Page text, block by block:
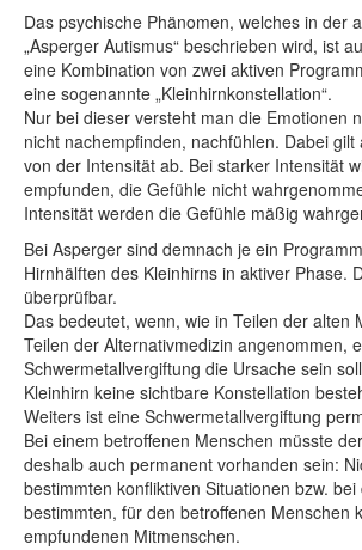
Das psychische Phänomen, welches in der
„Asperger Autismus“ beschrieben wird, ist
eine Kombination von zwei aktiven
eine sogenannte „Kleinhirnkonstellation“.
Nur bei dieser versteht man die Emotionen
nicht nachempfinden, nachfühlen. Dabei
von der Intensität ab. Bei starker Intensität
empfunden, die Gefühle nicht
Intensität werden die Gefühle mäßig
Bei Asperger sind demnach je ein
Hirnhälften des Kleinhirns in aktiver Phase.
überprüfbar.
Das bedeutet, wenn, wie in Teilen der alten
Teilen der Alternativmedizin angenommen,
Schwermetallvergiftung die Ursache sein
Kleinhirn keine sichtbare Konstellation
Weiters ist eine Schwermetallvergiftung
Bei einem betroffenen Menschen müsste
deshalb auch permanent vorhanden sein:
bestimmten konfliktiven Situationen bzw.
bestimmten, für den betroffenen Menschen
empfundenen Mitmenschen.